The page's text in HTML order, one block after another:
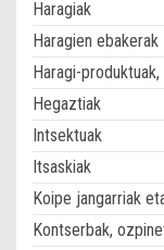
Haragiak
Haragien ebakerak
Haragi-
Hegaztiak
Intsektuak
Itsaskiak
Koipe jangarriak
Kontserbak,